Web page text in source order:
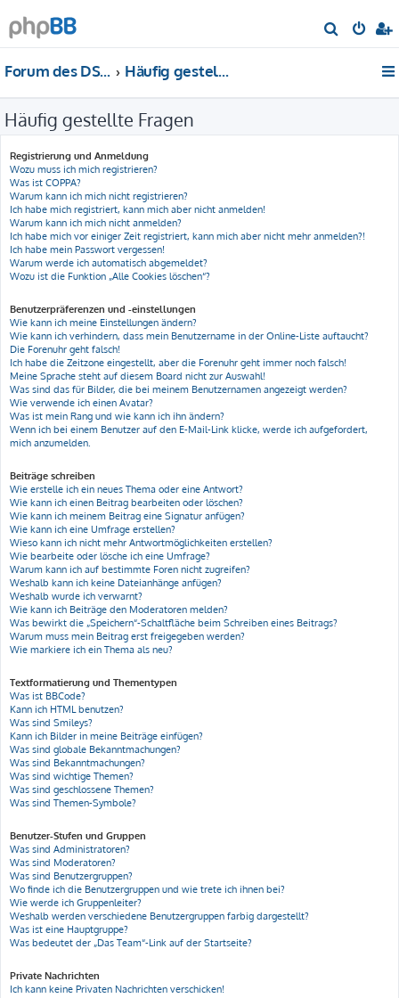
u
Forum des DS-Club Deutschland e.V. Häufig gestellte Fragen
Häufig gestellte Fragen
Registrierung und Anmeldung
Wozu muss ich mich registrieren?
Was ist COPPA?
Warum kann ich mich nicht registrieren?
Ich habe mich registriert, kann mich aber nicht anmelden!
Warum kann ich mich nicht anmelden?
Ich habe mich vor einiger Zeit registriert, kann mich aber nicht mehr anmelden?!
Ich habe mein Passwort vergessen!
Warum werde ich automatisch abgemeldet?
Wozu ist die Funktion „Alle Cookies löschen“?
Benutzerpräferenzen und -einstellungen
Wie kann ich meine Einstellungen ändern?
Wie kann ich verhindern, dass mein Benutzername in der Online-Liste auftaucht?
Die Forenuhr geht falsch!
Ich habe die Zeitzone eingestellt, aber die Forenuhr geht immer noch falsch!
Meine Sprache steht auf diesem Board nicht zur Auswahl!
Was sind das für Bilder, die bei meinem Benutzernamen angezeigt werden?
Wie verwende ich einen Avatar?
Was ist mein Rang und wie kann ich ihn ändern?
Wenn ich bei einem Benutzer auf den E-Mail-Link klicke, werde ich aufgefordert,
mich anzumelden.
Beiträge schreiben
Wie erstelle ich ein neues Thema oder eine Antwort?
Wie kann ich einen Beitrag bearbeiten oder löschen?
Wie kann ich meinem Beitrag eine Signatur anfügen?
Wie kann ich eine Umfrage erstellen?
Wieso kann ich nicht mehr Antwortmöglichkeiten erstellen?
Wie bearbeite oder lösche ich eine Umfrage?
Warum kann ich auf bestimmte Foren nicht zugreifen?
Weshalb kann ich keine Dateianhänge anfügen?
Weshalb wurde ich verwarnt?
Wie kann ich Beiträge den Moderatoren melden?
Was bewirkt die „Speichern“-Schaltfläche beim Schreiben eines Beitrags?
Warum muss mein Beitrag erst freigegeben werden?
Wie markiere ich ein Thema als neu?
Textformatierung und Thementypen
Was ist BBCode?
Kann ich HTML benutzen?
Was sind Smileys?
Kann ich Bilder in meine Beiträge einfügen?
Was sind globale Bekanntmachungen?
Was sind Bekanntmachungen?
Was sind wichtige Themen?
Was sind geschlossene Themen?
Was sind Themen-Symbole?
Benutzer-Stufen und Gruppen
Was sind Administratoren?
Was sind Moderatoren?
Was sind Benutzergruppen?
Wo finde ich die Benutzergruppen und wie trete ich ihnen bei?
Wie werde ich Gruppenleiter?
Weshalb werden verschiedene Benutzergruppen farbig dargestellt?
Was ist eine Hauptgruppe?
Was bedeutet der „Das Team“-Link auf der Startseite?
Private Nachrichten
Ich kann keine Privaten Nachrichten verschicken!